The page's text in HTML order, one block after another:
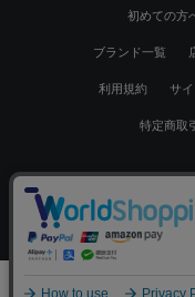
初めての方
ブランド一覧
利用規約 サ
特定商取